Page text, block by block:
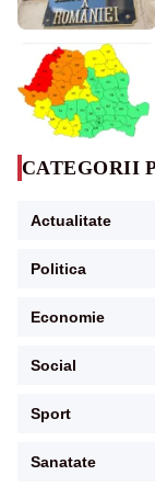
CATEGORII
Actualitate
Politica
Economie
Social
Sport
Sanatate